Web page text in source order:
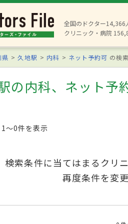
全国のドクター14,366
クリニック・病院
県 久地駅 内科 ネット予約可 の検
の内科、ネット予
1〜0件を表示
検索条件に当てはまるクリ
再度条件を変